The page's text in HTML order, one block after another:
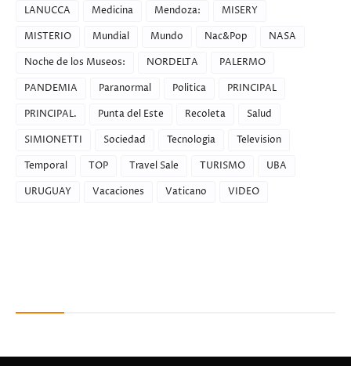
LANUCCA
Medicina Mendoza:
MISERY
MISTERIO
Mundial Mundo Nac&Pop
NASA
Noche de los Museos:
NORDELTA
PALERMO
PANDEMIA
Paranormal Politica
PRINCIPAL
PRINCIPAL.
Punta del Este Recoleta
Salud
SIMIONETTI
Sociedad Tecnologia
Television
Temporal
TOP Travel Sale TURISMO
UBA
URUGUAY
Vacaciones Vaticano VIDEO